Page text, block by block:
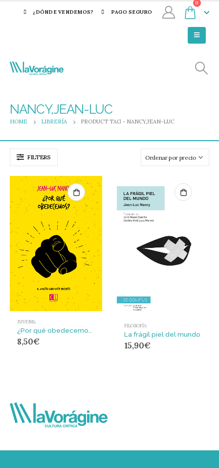
¿DÓNDE VENDEMOS? PAGO SEGURO
0
NANCY,JEAN-LUC
HOME LIBRERÍA PRODUCT TAG - NANCY,JEAN-LUC
FILTERS
JUVENIL
8,50€
FILOSOFÍA
La frágil piel del mundo
15,90€